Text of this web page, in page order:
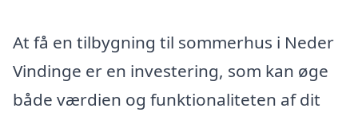
At få en tilbygning til sommerhus i Neder
Vindinge er en investering, som kan øge
både værdien og funktionaliteten af dit